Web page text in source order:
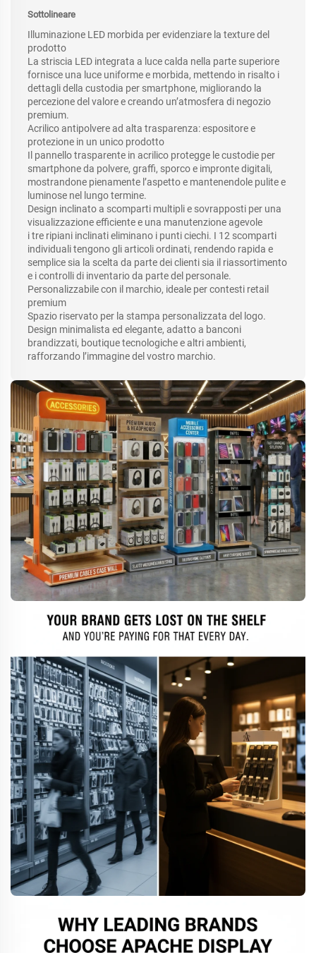
Sottolineare
Illuminazione LED morbida per evidenziare la texture del
prodotto
La striscia LED integrata a luce calda nella parte superiore
fornisce una luce uniforme e morbida, mettendo in risalto i
dettagli della custodia per smartphone, migliorando la
percezione del valore e creando un’atmosfera di negozio
premium.
Acrilico antipolvere ad alta trasparenza: espositore e
protezione in un unico prodotto
Il pannello trasparente in acrilico protegge le custodie per
smartphone da polvere, graffi, sporco e impronte digitali,
mostrandone pienamente l’aspetto e mantenendole pulite e
luminose nel lungo termine.
Design inclinato a scomparti multipli e sovrapposti per una
visualizzazione efficiente e una manutenzione agevole
i tre ripiani inclinati eliminano i punti ciechi. I 12 scomparti
individuali tengono gli articoli ordinati, rendendo rapida e
semplice sia la scelta da parte dei clienti sia il riassortimento
e i controlli di inventario da parte del personale.
Personalizzabile con il marchio, ideale per contesti retail
premium
Spazio riservato per la stampa personalizzata del logo.
Design minimalista ed elegante, adatto a banconi
brandizzati, boutique tecnologiche e altri ambienti,
rafforzando l’immagine del vostro marchio.